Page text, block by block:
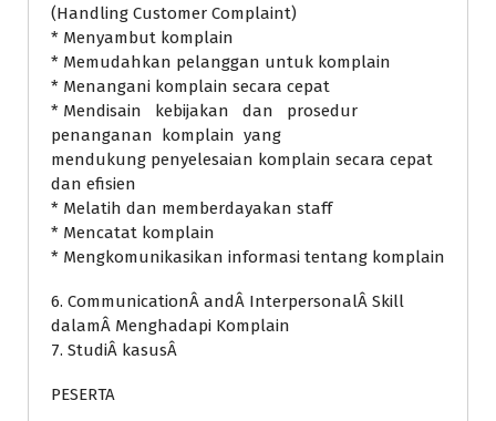
(Handling Customer Complaint)
* Menyambut komplain
* Memudahkan pelanggan untuk komplain
* Menangani komplain secara cepat
* Mendisain kebijakan dan prosedur
penanganan komplain yang
mendukung penyelesaian komplain secara cepat
dan efisien
* Melatih dan memberdayakan staff
* Mencatat komplain
* Mengkomunikasikan informasi tentang komplain
6. CommunicationÂ andÂ InterpersonalÂ Skill
dalamÂ Menghadapi Komplain
7. StudiÂ kasusÂ
PESERTA